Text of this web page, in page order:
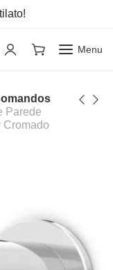
Menu
Parede
Cromado